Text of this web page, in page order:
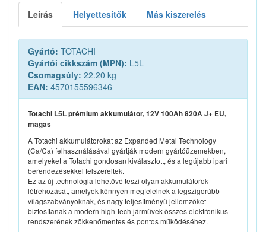
Leírás Helyettesítők Más kiszerelés
Gyártó: TOTACHI
Gyártói cikkszám (MPN): L5L
Csomagsúly: 22.20 kg
EAN: 4570155596346
Totachi L5L prémium akkumulátor, 12V 100Ah 820A J+ EU,
magas
A Totachi akkumulátorokat az Expanded Metal Technology
(Ca/Ca) felhasználásával gyártják modern gyártóüzemekben,
amelyeket a Totachi gondosan kiválasztott, és a legújabb ipari
berendezésekkel felszereltek.
Ez az új technológia lehetővé teszi olyan akkumulátorok
létrehozását, amelyek könnyen megfelelnek a legszigorúbb
világszabványoknak, és nagy teljesítményű jellemzőket
biztosítanak a modern high-tech járművek összes elektronikus
rendszerének zökkenőmentes és pontos működéséhez.